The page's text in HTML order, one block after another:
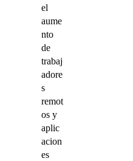
el
aume
nto
de
trabaj
adore
s
remot
os y
aplic
acion
es